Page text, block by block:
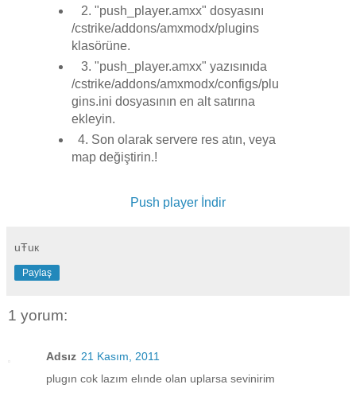
2. "push_player.amxx" dosyasını
/cstrike/addons/amxmodx/plugins
klasörüne.
3. "push_player.amxx" yazısınıda
/cstrike/addons/amxmodx/configs/plu
gins.ini dosyasının en alt satırına
ekleyin.
4. Son olarak servere res atın, veya
map değiştirin.!
Push player İndir
uŦuк
Paylaş
1 yorum:
Adsız 21 Kasım, 2011
plugın cok lazım elınde olan uplarsa sevinirim